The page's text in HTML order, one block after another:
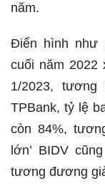
năm.
Điển hình như
cuối năm 2022
1/2023,
TPBank, tỷ lệ
còn 84%,
lớn’ BIDV
tương đương